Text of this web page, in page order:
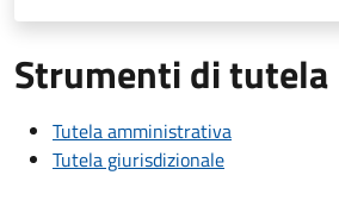
Strumenti di tutela
Tutela amministrativa
Tutela giurisdizionale